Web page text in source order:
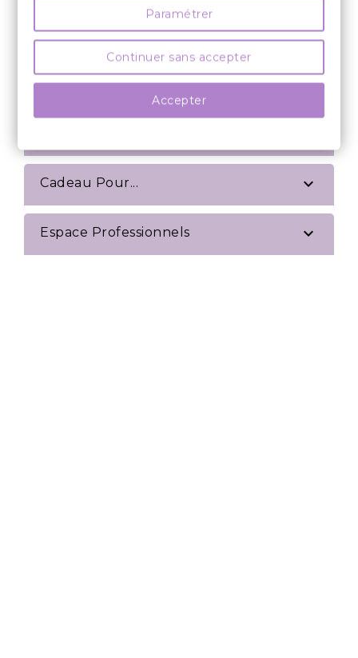
Verre Gravé 
Décoration De Table 
Cadeau Pour... 
Espace Professionnels 
Paramétrer
Continuer sans accepter
Accepter